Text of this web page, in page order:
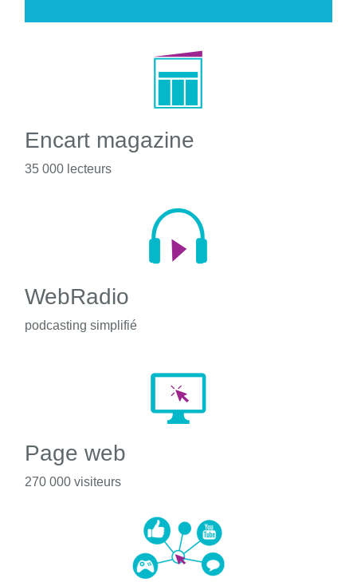
Encart magazine
35 000 lecteurs
WebRadio
podcasting simplifié
Page web
270 000 visiteurs